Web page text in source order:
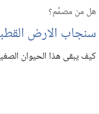
هل من مصمِّم؟
سنجاب الارض
كيف يبقى هذا الحيوان